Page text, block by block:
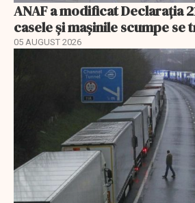
ANAF a modificat Declarația
casele și mașinile scumpe se
05 AUGUST 2026